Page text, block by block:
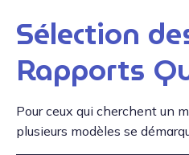
Sélection
Rapports
Pour ceux qui cherchent un
plusieurs modèles se